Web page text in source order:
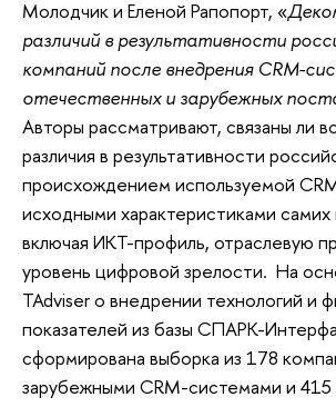
Молодчик и Еленой Рапопорт, «
различий в результативности
компаний после внедрения CRM-
отечественных и зарубежных
Авторы рассматривают, связаны ли
различия в результативности
происхождением используемой
исходными характеристиками
включая ИКТ-профиль, отраслевую
уровень цифровой зрелости. На
TAdviser о внедрении технологий и
показателей из базы СПАРК-
сформирована выборка из 178
зарубежными CRM-системами и 415